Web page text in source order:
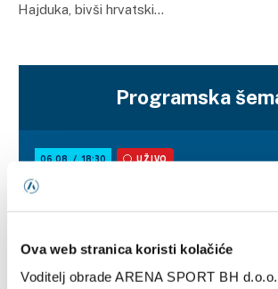
Ova web stranica koristi kolačiće
Voditelj obrade ARENA SPORT BH
Hajduka, bivši hrvatski…
Programska